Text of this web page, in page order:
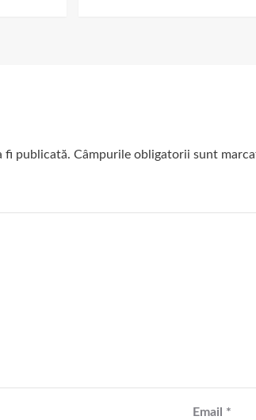
fi publicată. Câmpurile obligatorii sunt
Email *